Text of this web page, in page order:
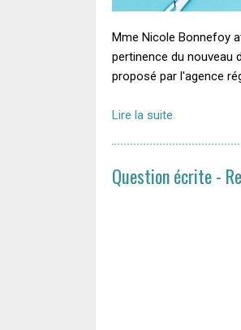
Mme Nicole Bonnefoy
pertinence du nouveau
proposé par l'agence
Lire la suite
Question écrite -